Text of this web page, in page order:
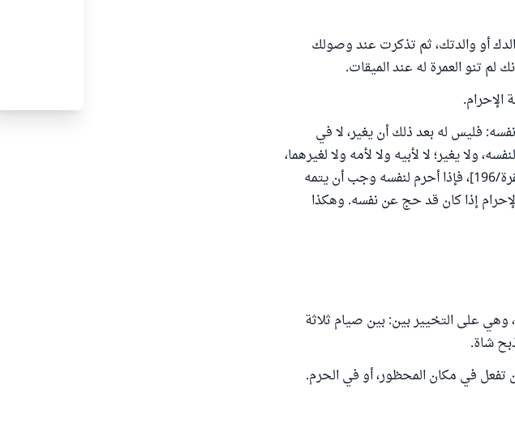
أو والدتك، ثم تذكرت عند وصولك
لم تنو العمرة له عند الميقات.
الإحرام.
فليس له بعد ذلك أن يغير، لا في
ولا يغير؛ لا لأبيه ولا لأمه ولا لغيرهما،
بل يتعين الحج له؛ لقول الله (وَأَتِمُّواْ الْحَجَّ وَالْعُمْرَةَ لِلّهِ )[البقرة/196]، فإذا أحرم لنفسه وجب أن يتمه
إذا كان قد حج عن نفسه. وهكذا
على التخيير بين: بين صيام ثلاثة
شاة.
تفعل في مكان المحظور، أو في الحرم.